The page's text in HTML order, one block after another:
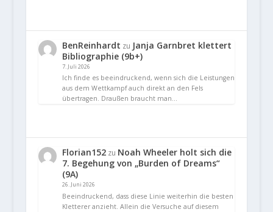
BenReinhardt zu Janja Garnbret klettert
Bibliographie (9b+)
7. Juli 2026
Ich finde es beeindruckend, wenn sich die Leistungen
aus dem Wettkampf auch direkt an den Fels
übertragen. Draußen braucht man…
Florian152zu Noah Wheeler holt sich die
7. Begehung von „Burden of Dreams“
(9A)
26. Juni 2026
Beeindruckend, dass diese Linie weiterhin die besten
Kletterer anzieht. Allein die Versuche auf diesem